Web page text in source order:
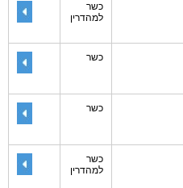
כשר
למהדרין
כשר
כשר
כשר
למהדרין